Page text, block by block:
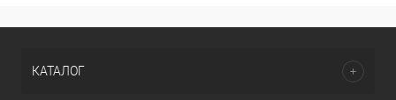
КАТАЛОГ